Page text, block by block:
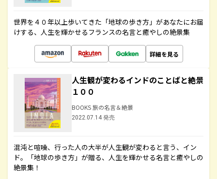
世界を４０年以上歩いてきた「地球の歩き方」があなたにお届
けする、人生を輝かせるフランスの名言と癒やしの絶景集
詳細を見る
人生観が変わるインドのことばと絶景
１００
BOOKS 旅の名言＆絶景
2022.07.14 発売
混沌と喧噪、行った人の大半が人生観が変わると言う、イン
ド。「地球の歩き方」が贈る、人生を輝かせる名言と癒やしの
絶景集！